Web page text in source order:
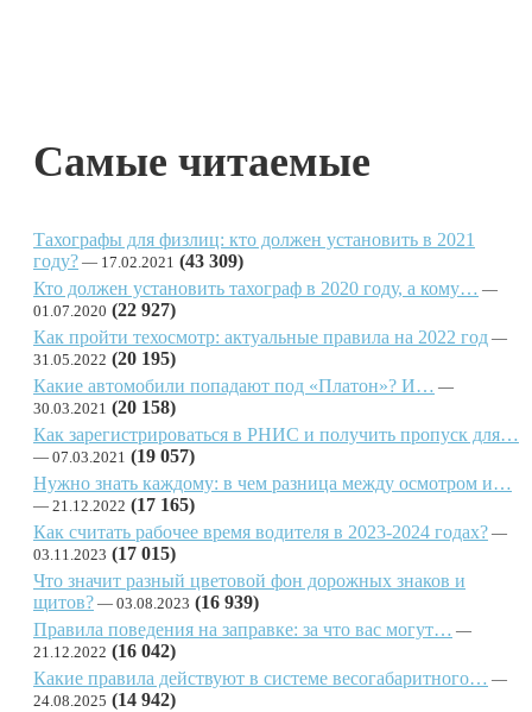
Самые читаемые
Тахографы для физлиц: кто должен установить в 2021
году?
17.02.2021 (43 309)
Кто должен установить тахограф в 2020 году, а кому…
01.07.2020 (22 927)
Как пройти техосмотр: актуальные правила на 2022 год
31.05.2022 (20 195)
Какие автомобили попадают под «Платон»? И…
30.03.2021 (20 158)
Как зарегистрироваться в РНИС и получить пропуск для…
07.03.2021 (19 057)
Нужно знать каждому: в чем разница между осмотром и…
21.12.2022 (17 165)
Как считать рабочее время водителя в 2023-2024 годах?
03.11.2023 (17 015)
Что значит разный цветовой фон дорожных знаков и
щитов?
03.08.2023 (16 939)
Правила поведения на заправке: за что вас могут…
21.12.2022 (16 042)
Какие правила действуют в системе весогабаритного…
24.08.2025 (14 942)